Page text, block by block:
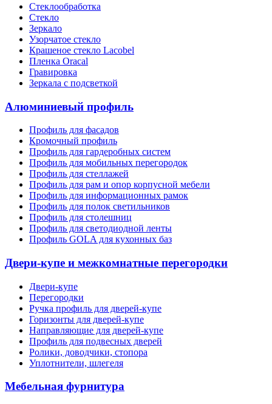
Стеклообработка
Стекло
Зеркало
Узорчатое стекло
Крашеное стекло Lacobel
Пленка Oracal
Гравировка
Зеркала с подсветкой
Алюминиевый профиль
Профиль для фасадов
Кромочный профиль
Профиль для гардеробных систем
Профиль для мобильных перегородок
Профиль для стеллажей
Профиль для рам и опор корпусной мебели
Профиль для информационных рамок
Профиль для полок светильников
Профиль для столешниц
Профиль для светодиодной ленты
Профиль GOLA для кухонных баз
Двери-купе и межкомнатные перегородки
Двери-купе
Перегородки
Ручка профиль для дверей-купе
Горизонты для дверей-купе
Направляющие для дверей-купе
Профиль для подвесных дверей
Ролики, доводчики, стопора
Уплотнители, шлегеля
Мебельная фурнитура